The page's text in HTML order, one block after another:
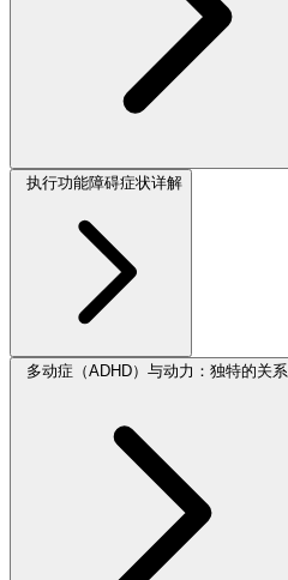
执行功能障碍症状详解
多动症（ADHD）与动力：独特的关系